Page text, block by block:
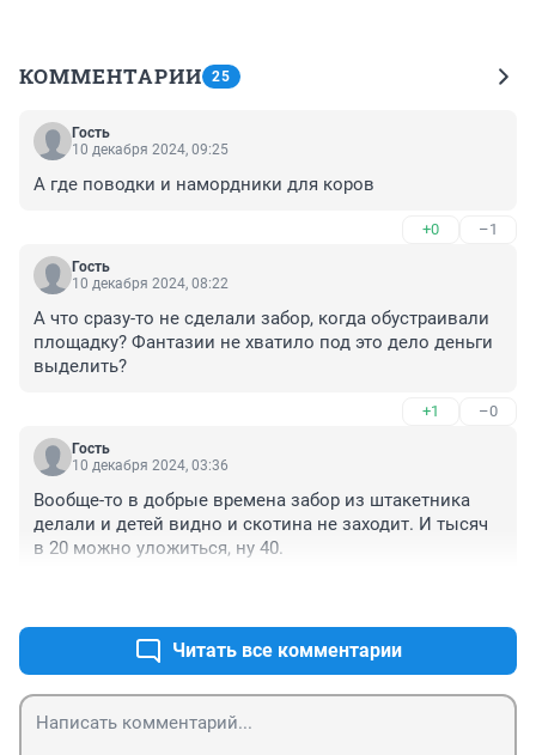
КОММЕНТАРИИ 25
Гость
10 декабря 2024, 09:25
А где поводки и намордники для коров
+0 –1
Гость
10 декабря 2024, 08:22
А что сразу-то не сделали забор, когда обустраивали
площадку? Фантазии не хватило под это дело деньги
выделить?
+1 –0
Гость
10 декабря 2024, 03:36
Вообще-то в добрые времена забор из штакетника
делали и детей видно и скотина не заходит. И тысяч
в 20 можно уложиться, ну 40.
Читать все комментарии